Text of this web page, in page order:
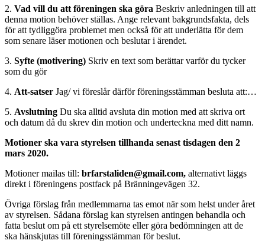
2. Vad vill du att föreningen ska göra Beskriv anledningen till att
denna motion behöver ställas. Ange relevant bakgrundsfakta, dels
för att tydliggöra problemet men också för att underlätta för dem
som senare läser motionen och beslutar i ärendet.
3. Syfte (motivering) Skriv en text som berättar varför du tycker
som du gör
4. Att-satser Jag/ vi föreslår därför föreningsstämman besluta att:…
5. Avslutning Du ska alltid avsluta din motion med att skriva ort
och datum då du skrev din motion och underteckna med ditt namn.
Motioner ska vara styrelsen tillhanda senast tisdagen den 2
mars 2020.
Motioner mailas till: brfarstaliden@gmail.com, alternativt läggs
direkt i föreningens postfack på Bränningevägen 32.
Övriga förslag från medlemmarna tas emot när som helst under året
av styrelsen. Sådana förslag kan styrelsen antingen behandla och
fatta beslut om på ett styrelsemöte eller göra bedömningen att de
ska hänskjutas till föreningsstämman för beslut.